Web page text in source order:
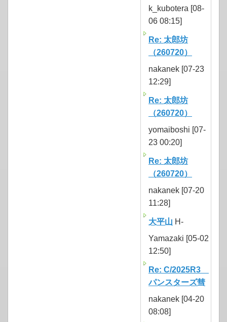
k_kubotera [08-
06 08:15]
Re: 太郎坊
（260720）
nakanek [07-23
12:29]
Re: 太郎坊
（260720）
yomaiboshi [07-
23 00:20]
Re: 太郎坊
（260720）
nakanek [07-20
11:28]
大平山 H-
Yamazaki [05-02
12:50]
Re: C/2025R3
パンスターズ彗
nakanek [04-20
08:08]